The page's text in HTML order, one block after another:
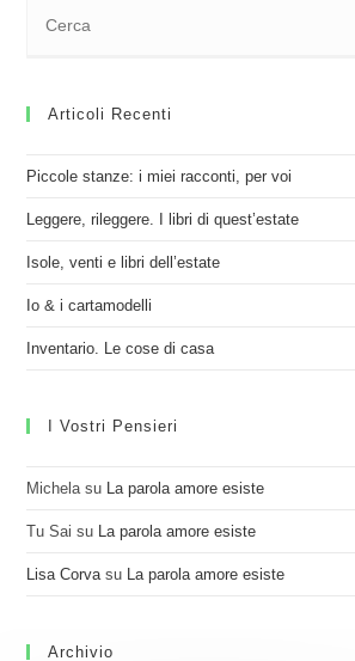
Articoli Recenti
Piccole stanze: i miei racconti, per voi
Leggere, rileggere. I libri di quest’estate
Isole, venti e libri dell’estate
Io & i cartamodelli
Inventario. Le cose di casa
I Vostri Pensieri
Michelasu La parola amore esiste
Tu Sai su La parola amore esiste
Lisa Corvasu La parola amore esiste
Archivio